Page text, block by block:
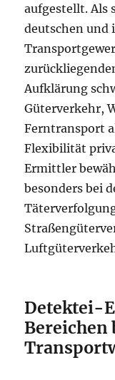
aufgestellt. Als
deutschen
Aufklärung
Güterverkehr,
Ferntransport
Flexibilität
Ermittler
besonders bei
Detektei-